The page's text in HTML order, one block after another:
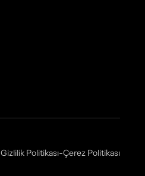
Gizlilik Politikası-Çerez Politikası